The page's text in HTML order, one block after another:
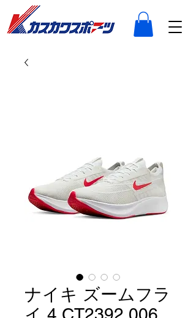
ナイキ ズームフラ